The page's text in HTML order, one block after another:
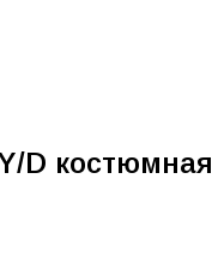
D костюмная